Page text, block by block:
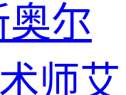
奥尔
师艾